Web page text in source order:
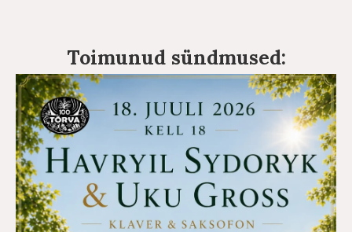
Toimunud sündmused: